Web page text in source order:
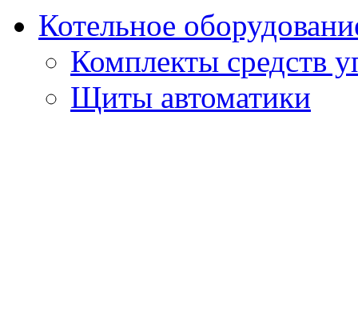
Котельное
Комплекты средств
Щиты автоматики